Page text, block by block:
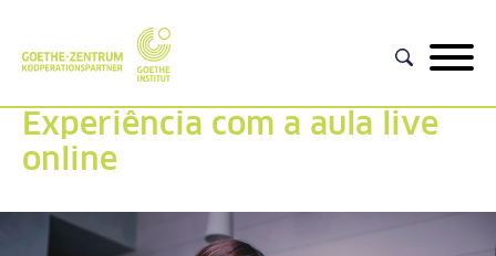
Experiência com a aula live
online